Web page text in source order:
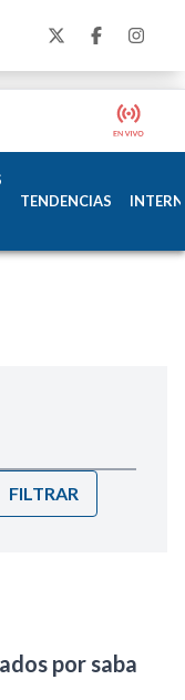
TENDENCIAS
FILTRAR
por saba